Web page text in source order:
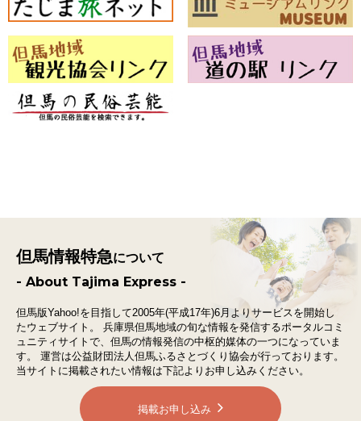
但馬情報特急について
- About Tajima Express -
但馬版Yahoo!を目指して2005年(平成17年)6月よりサービスを開始し
たウェブサイト。
兵庫県但馬地域の旬な情報を発信するポータルコミ
ュニティサイトで、 但馬の情報発信の中枢的媒体の一つになっていま
す。
運営は公益財団法人但馬ふるさとづくり協会が行っております。
当サイトに掲載されたい情報は下記よりお申し込みください。
掲載お申し込み